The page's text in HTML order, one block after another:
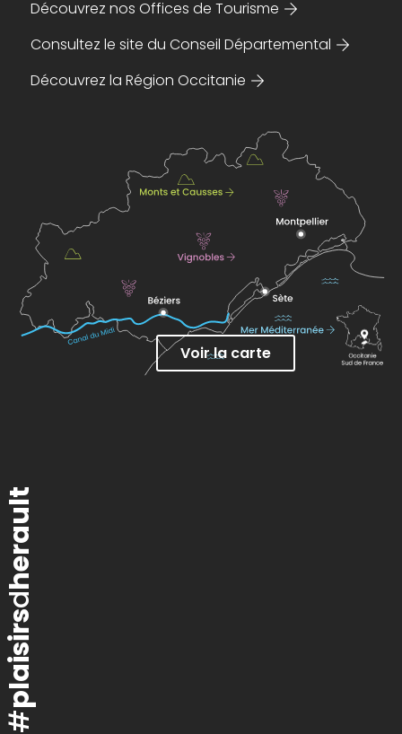
Découvrez nos Offices de Tourisme
Consultez le site du Conseil Départemental
Découvrez la Région Occitanie
Voir la carte
#
plaisirs
d
herault